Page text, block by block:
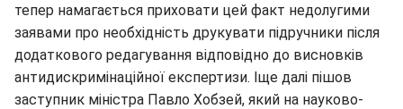
тепер намагається приховати цей факт недолугими
заявами про необхідність друкувати підручники після
додаткового редагування відповідно до висновків
антидискримінаційної експертизи. Іще далі пішов
заступник міністра Павло Хобзей, який на науково-